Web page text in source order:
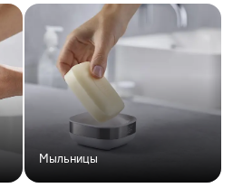
Мыльницы